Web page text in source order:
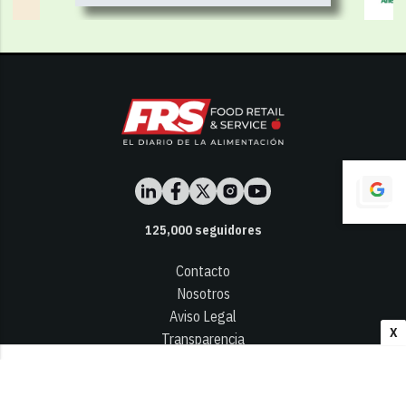
X
125,000seguidores
Contacto
Nosotros
Aviso Legal
Transparencia